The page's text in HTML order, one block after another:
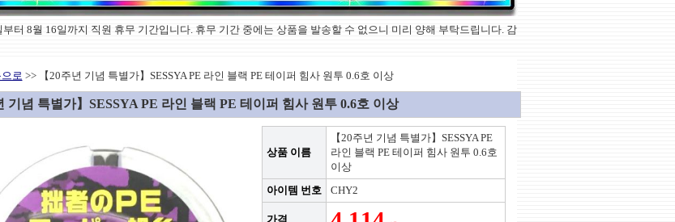
16일까지 직원 휴무 기간입니다. 휴무 기간 중에는 상품을 발송할 수 없으니 미리 양해 부탁드립니다. 감
으로 >> 【20주년 기념 특별가】SESSYA PE 라인 블랙 PE 테이퍼 힘사 원투 0.6호 이상
기념 특별가】SESSYA PE 라인 블랙 PE 테이퍼 힘사 원투 0.6호 이상
상품 이름
【20주년 기념 특별가】SESSYA PE
라인 블랙 PE 테이퍼 힘사 원투 0.6호
이상
아이템 번호
CHY2
가격